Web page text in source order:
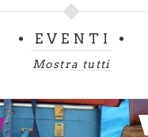
EVENTI
Mostra tutti